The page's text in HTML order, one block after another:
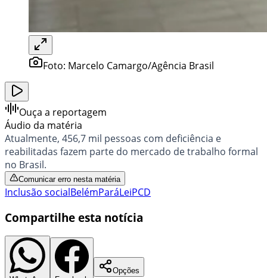
Foto: Marcelo Camargo/Agência Brasil
Ouça a reportagem
Áudio da matéria
Atualmente, 456,7 mil pessoas com deficiência e
reabilitadas fazem parte do mercado de trabalho formal
no Brasil.
Comunicar erro nesta matéria
Inclusão socialBelémParáLeiPCD
Compartilhe esta notícia
Opções